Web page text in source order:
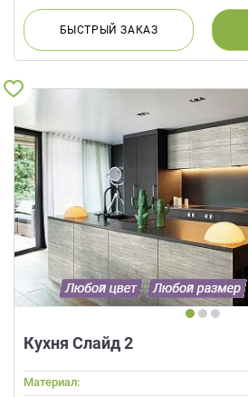
БЫСТРЫЙЗАКАЗ
Кухня Слайд 2
Материал: